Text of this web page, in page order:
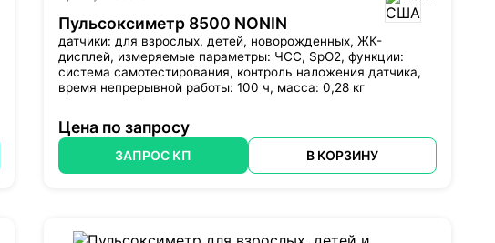
Пульсоксиметр 8500 NONIN
датчики: для взрослых, детей, новорожденных, ЖК-
дисплей, измеряемые параметры: ЧСС, SpO2, функции:
система самотестирования, контроль наложения датчика,
время непрерывной работы: 100 ч, масса: 0,28 кг
Цена по запросу
ЗАПРОС КП В КОРЗИНУ